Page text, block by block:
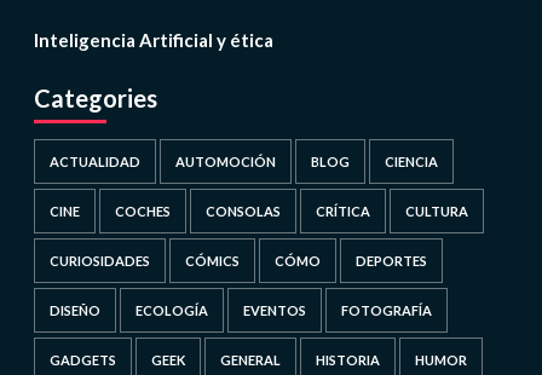
Inteligencia Artificial y ética
Categories
ACTUALIDAD AUTOMOCIÓN BLOG CIENCIA
CINE COCHES CONSOLAS CRÍTICA CULTURA
CURIOSIDADES CÓMICS CÓMO DEPORTES
DISEÑO ECOLOGÍA EVENTOS FOTOGRAFÍA
GADGETS GEEK GENERAL HISTORIA HUMOR